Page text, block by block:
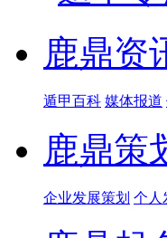
鹿鼎资
遁甲百科 媒体报道
鹿鼎策
企业发展策划 个人